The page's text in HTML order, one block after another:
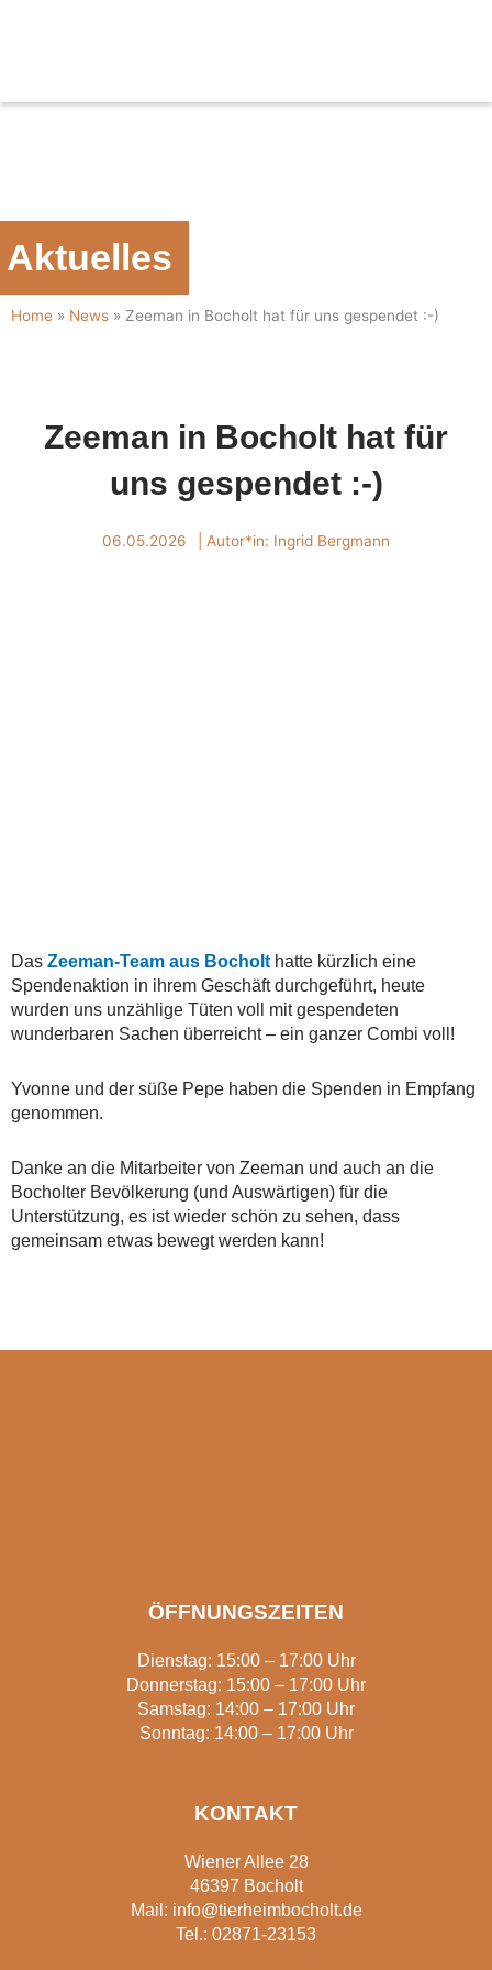
Aktuelles
Home » News » Zeeman in Bocholt hat für uns gespendet :-)
Zeeman in Bocholt hat für
uns gespendet :-)
06.05.2026 | Autor*in: Ingrid Bergmann
Das Zeeman-Team aus Bocholt hatte kürzlich eine
Spendenaktion in ihrem Geschäft durchgeführt, heute
wurden uns unzählige Tüten voll mit gespendeten
wunderbaren Sachen überreicht – ein ganzer Combi voll!
Yvonne und der süße Pepe haben die Spenden in Empfang
genommen.
Danke an die Mitarbeiter von Zeeman und auch an die
Bocholter Bevölkerung (und Auswärtigen) für die
Unterstützung, es ist wieder schön zu sehen, dass
gemeinsam etwas bewegt werden kann!
ÖFFNUNGSZEITEN
Dienstag: 15:00 – 17:00 Uhr
Donnerstag: 15:00 – 17:00 Uhr
Samstag: 14:00 – 17:00 Uhr
Sonntag: 14:00 – 17:00 Uhr
KONTAKT
Wiener Allee 28
46397 Bocholt
Mail: info@tierheimbocholt.de
Tel.: 02871-23153